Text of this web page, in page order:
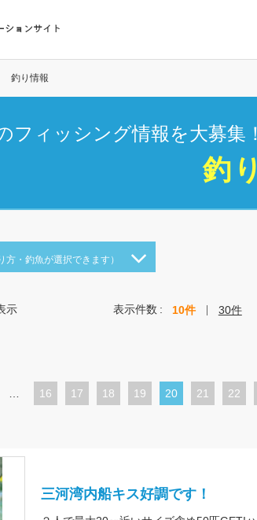
ションサイト
釣り情報
フィッシング情報を大募集
釣
方・釣魚が選択できます）
示 表示件数 10件 30件
ペ
16
ペ
17
ペ
18
ペ
19
カ
ペ
20
ペ
21
ペ
22
三河湾内船キス好調です！